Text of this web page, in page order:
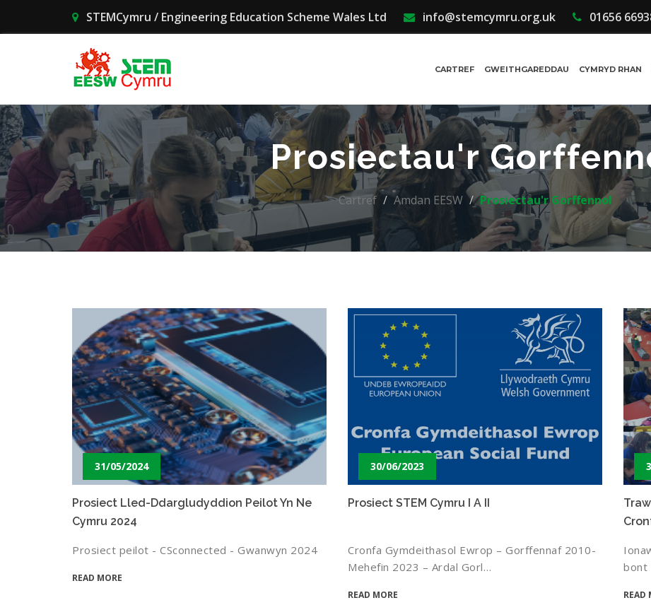
STEMCymru / Engineering Education Scheme Wales Ltd info@stemcymru.org.uk 01656
CARTREF GWEITHGAREDDAU CYMRYD RHAN
Prosiectau'r
Cartref Amdan EESW Prosiectau'r Gorffennol
31/05/2024
Prosiect Lled-Ddargludyddion Peilot Yn Ne
Cymru 2024
Prosiect peilot - CSconnected - Gwanwyn 2024
READ MORE
30/06/2023
Prosiect STEM Cymru I A II
Cronfa Gymdeithasol Ewrop – Gorffennaf 2010-
Mehefin 2023 – Ardal Gorl…
READ MORE
bont
READ